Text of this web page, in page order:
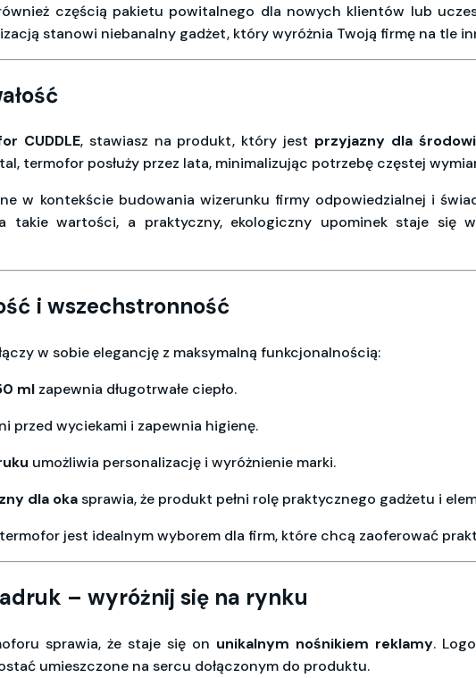
częścią pakietu powitalnego dla nowych klientów lub
stanowi niebanalny gadżet, który wyróżnia Twoją firmę na tle
CUDDLE, stawiasz na produkt, który jest przyjazny dla
termofor posłuży przez lata, minimalizując potrzebę częstej
w kontekście budowania wizerunku firmy odpowiedzialnej i
takie wartości, a praktyczny, ekologiczny upominek staje się
i wszechstronność
w sobie elegancję z maksymalną funkcjonalnością:
ml zapewnia długotrwałe ciepło.
przed wyciekami i zapewnia higienę.
umożliwia personalizację i wyróżnienie marki.
dla okasprawia, że produkt pełni rolę praktycznego gadżetu i
jest idealnym wyborem dla firm, które chcą zaoferować
– wyróżnij się na rynku
sprawia, że staje się on unikalnym nośnikiem reklamy.
umieszczone na sercu dołączonym do produktu.